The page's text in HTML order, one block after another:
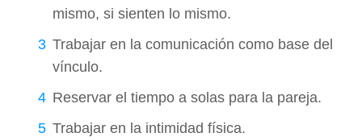
mismo, si sienten lo mismo.
Trabajar en la comunicación como base del
vínculo.
Reservar el tiempo a solas para la pareja.
Trabajar en la intimidad física.